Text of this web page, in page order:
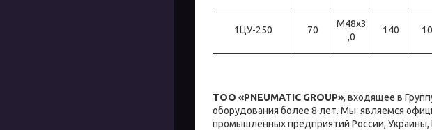
1ЦУ-250 70
М48х3
,0
140
ТОО «PNEUMATIC GROUP», входящее в
оборудования более 8 лет. Мы являемся
промышленных предприятий России, Украины,